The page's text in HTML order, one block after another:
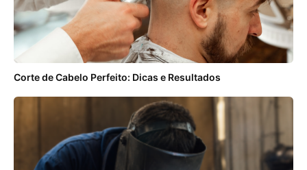
Corte de Cabelo Perfeito: Dicas e Resultados